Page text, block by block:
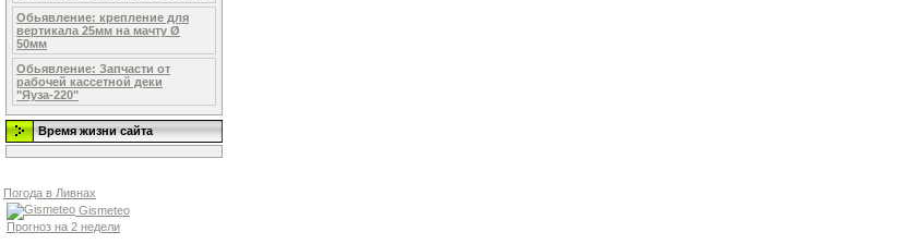
Обьявление: крепление для
вертикала 25мм на мачту Ø
50мм
Обьявление: Запчасти от
рабочей кассетной деки
"Яуза-220"
Время жизни сайта
Погода в Ливнах
Gismeteo
Прогноз на 2 недели